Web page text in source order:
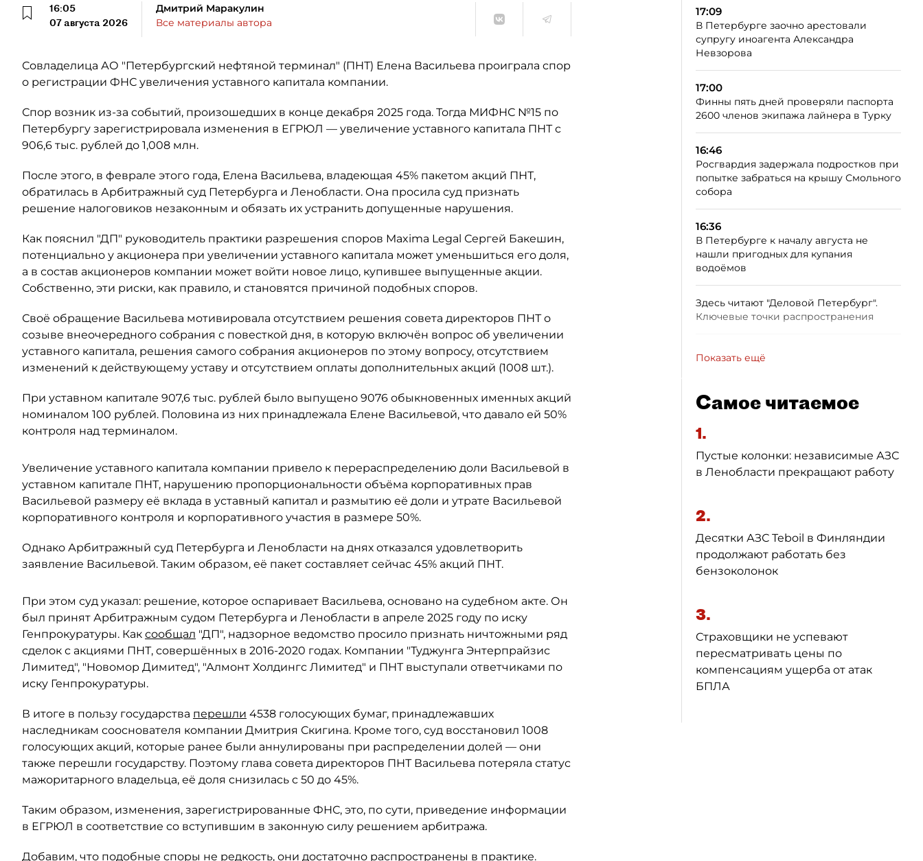
16:05
07 августа 2026
Дмитрий Маракулин
Все материалы автора
Совладелица АО "Петербургский нефтяной терминал" (ПНТ) Елена Васильева проиграла спор
о регистрации ФНС увеличения уставного капитала компании.
Спор возник из-за событий, произошедших в конце декабря 2025 года. Тогда МИФНС №15 по
Петербургу зарегистрировала изменения в ЕГРЮЛ — увеличение уставного капитала ПНТ с
906,6 тыс. рублей до 1,008 млн.
После этого, в феврале этого года, Елена Васильева, владеющая 45% пакетом акций ПНТ,
обратилась в Арбитражный суд Петербурга и Ленобласти. Она просила суд признать
решение налоговиков незаконным и обязать их устранить допущенные нарушения.
Как пояснил "ДП" руководитель практики разрешения споров Maxima Legal Сергей Бакешин,
потенциально у акционера при увеличении уставного капитала может уменьшиться его доля,
а в состав акционеров компании может войти новое лицо, купившее выпущенные акции.
Собственно, эти риски, как правило, и становятся причиной подобных споров.
Своё обращение Васильева мотивировала отсутствием решения совета директоров ПНТ о
созыве внеочередного собрания с повесткой дня, в которую включён вопрос об увеличении
уставного капитала, решения самого собрания акционеров по этому вопросу, отсутствием
изменений к действующему уставу и отсутствием оплаты дополнительных акций (1008 шт.).
При уставном капитале 907,6 тыс. рублей было выпущено 9076 обыкновенных именных акций
номиналом 100 рублей. Половина из них принадлежала Елене Васильевой, что давало ей 50%
контроля над терминалом.
Увеличение уставного капитала компании привело к перераспределению доли Васильевой в
уставном капитале ПНТ, нарушению пропорциональности объёма корпоративных прав
Васильевой размеру её вклада в уставный капитал и размытию её доли и утрате Васильевой
корпоративного контроля и корпоративного участия в размере 50%.
Однако Арбитражный суд Петербурга и Ленобласти на днях отказался удовлетворить
заявление Васильевой. Таким образом, её пакет составляет сейчас 45% акций ПНТ.
При этом суд указал: решение, которое оспаривает Васильева, основано на судебном акте. Он
был принят Арбитражным судом Петербурга и Ленобласти в апреле 2025 году по иску
Генпрокуратуры. Как сообщал "ДП", надзорное ведомство просило признать ничтожными ряд
сделок с акциями ПНТ, совершённых в 2016-2020 годах. Компании "Туджунга Энтерпрайзис
Лимитед", "Новомор Димитед", "Алмонт Холдингс Лимитед" и ПНТ выступали ответчиками по
иску Генпрокуратуры.
В итоге в пользу государства перешли 4538 голосующих бумаг, принадлежавших
наследникам сооснователя компании Дмитрия Скигина. Кроме того, суд восстановил 1008
голосующих акций, которые ранее были аннулированы при распределении долей — они
также перешли государству. Поэтому глава совета директоров ПНТ Васильева потеряла статус
мажоритарного владельца, её доля снизилась с 50 до 45%.
Таким образом, изменения, зарегистрированные ФНС, это, по сути, приведение информации
в ЕГРЮЛ в соответствие со вступившим в законную силу решением арбитража.
Добавим, что подобные споры не редкость, они достаточно распространены в практике.
17:09
В Петербурге заочно арестовали
супругу иноагента Александра
Невзорова
17:00
Финны пять дней проверяли паспорта
2600 членов экипажа лайнера в Турку
16:46
Росгвардия задержала подростков при
попытке забраться на крышу Смольного
собора
16:36
В Петербурге к началу августа не
нашли пригодных для купания
водоёмов
Здесь читают "Деловой Петербург".
Ключевые точки распространения
Показать ещё
Самое читаемое
1.
Пустые колонки: независимые АЗС
в Ленобласти прекращают работу
2.
Десятки АЗС Teboil в Финляндии
продолжают работать без
бензоколонок
3.
Страховщики не успевают
пересматривать цены по
компенсациям ущерба от атак
БПЛА